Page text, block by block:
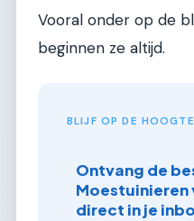
Vooral onder op de
beginnen ze altijd.
BLIJF OP DE HOOGTE
Ontvang de
Moestuinieren
direct in je